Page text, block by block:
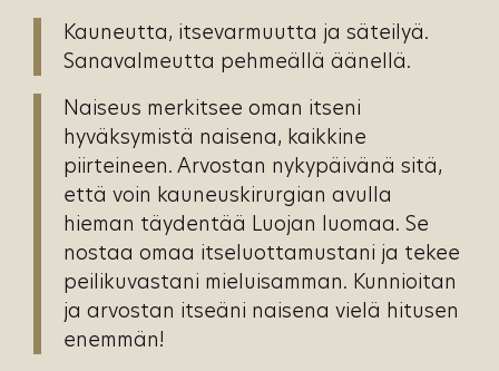
Kauneutta, itsevarmuutta ja säteilyä.
Sanavalmeutta pehmeällä äänellä.
Naiseus merkitsee oman itseni
hyväksymistä naisena, kaikkine
piirteineen. Arvostan nykypäivänä sitä,
että voin kauneuskirurgian avulla
hieman täydentää Luojan luomaa. Se
nostaa omaa itseluottamustani ja tekee
peilikuvastani mieluisamman. Kunnioitan
ja arvostan itseäni naisena vielä hitusen
enemmän!